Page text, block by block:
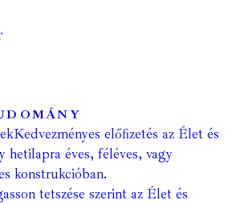
Kedvezményes előfizetés az Élet és
hetilapra éves, féléves, vagy
konstrukcióban.
tetszése szerint az Élet és